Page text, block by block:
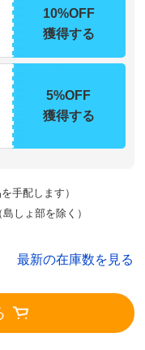
10%OFF
獲得する
5%OFF
獲得する
手配します）
しょ部を除く）
最新の在庫数を見る